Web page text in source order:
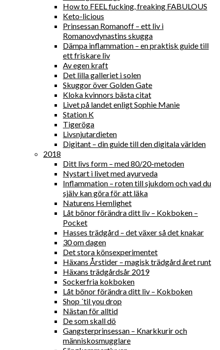
How to FEEL fucking, freaking FABULOUS
Keto-licious
Prinsessan Romanoff – ett liv i
Romanovdynastins skugga
Dämpa inflammation – en praktisk guide till
ett friskare liv
Av egen kraft
Det lilla galleriet i solen
Skuggor över Golden Gate
Kloka kvinnors bästa citat
Livet på landet enligt Sophie Manie
Station K
Tigeröga
Livsnjutardieten
Digitant – din guide till den digitala världen
2018
Ditt livs form – med 80/20-metoden
Nystart i livet med ayurveda
Inflammation – roten till sjukdom och vad du
själv kan göra för att läka
Naturens Hemlighet
Låt bönor förändra ditt liv – Kokboken –
Pocket
Hasses trädgård – det växer så det knakar
30 om dagen
Det stora könsexperimentet
Häxans Årstider – magisk trädgård året runt
Häxans trädgårdsår 2019
Sockerfria kokboken
Låt bönor förändra ditt liv – Kokboken
Shop ´til you drop
Nästan för alltid
De som skall dö
Gangsterprinsessan – Knarkkurir och
människosmugglare